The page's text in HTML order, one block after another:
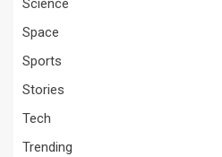
Science
Space
Sports
Stories
Tech
Trending